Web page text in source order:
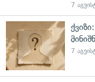
7
7